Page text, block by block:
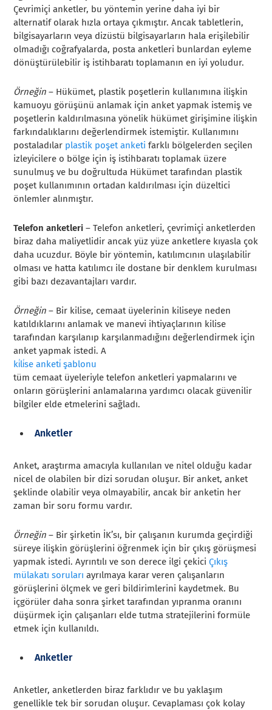
Çevrimiçi anketler, bu yöntemin yerine daha iyi bir
alternatif olarak hızla ortaya çıkmıştır. Ancak tabletlerin,
bilgisayarların veya dizüstü bilgisayarların hala erişilebilir
olmadığı coğrafyalarda, posta anketleri bunlardan eyleme
dönüştürülebilir iş istihbaratı toplamanın en iyi yoludur.
Örneğin – Hükümet, plastik poşetlerin kullanımına ilişkin
kamuoyu görüşünü anlamak için anket yapmak istemiş ve
poşetlerin kaldırılmasına yönelik hükümet girişimine ilişkin
farkındalıklarını değerlendirmek istemiştir. Kullanımını
postaladılar plastik poşet anketi farklı bölgelerden seçilen
izleyicilere o bölge için iş istihbaratı toplamak üzere
sunulmuş ve bu doğrultuda Hükümet tarafından plastik
poşet kullanımının ortadan kaldırılması için düzeltici
önlemler alınmıştır.
Telefon anketleri – Telefon anketleri, çevrimiçi anketlerden
biraz daha maliyetlidir ancak yüz yüze anketlere kıyasla çok
daha ucuzdur. Böyle bir yöntemin, katılımcının ulaşılabilir
olması ve hatta katılımcı ile dostane bir denklem kurulması
gibi bazı dezavantajları vardır.
Örneğin– Bir kilise, cemaat üyelerinin kiliseye neden
katıldıklarını anlamak ve manevi ihtiyaçlarının kilise
tarafından karşılanıp karşılanmadığını değerlendirmek için
anket yapmak istedi. A
ki̇li̇se anketi̇ şablonu
tüm cemaat üyeleriyle telefon anketleri yapmalarını ve
onların görüşlerini anlamalarına yardımcı olacak güvenilir
bilgiler elde etmelerini sağladı.
Anketler
Anket, araştırma amacıyla kullanılan ve nitel olduğu kadar
nicel de olabilen bir dizi sorudan oluşur. Bir anket, anket
şeklinde olabilir veya olmayabilir, ancak bir anketin her
zaman bir soru formu vardır.
Örneğin – Bir şirketin İK’sı, bir çalışanın kurumda geçirdiği
süreye ilişkin görüşlerini öğrenmek için bir çıkış görüşmesi
yapmak istedi. Ayrıntılı ve son derece ilgi çekiciÇıkış
mülakatı soruları ayrılmaya karar veren çalışanların
görüşlerini ölçmek ve geri bildirimlerini kaydetmek. Bu
içgörüler daha sonra şirket tarafından yıpranma oranını
düşürmek için çalışanları elde tutma stratejilerini formüle
etmek için kullanıldı.
Anketler
Anketler, anketlerden biraz farklıdır ve bu yaklaşım
genellikle tek bir sorudan oluşur. Cevaplaması çok kolay